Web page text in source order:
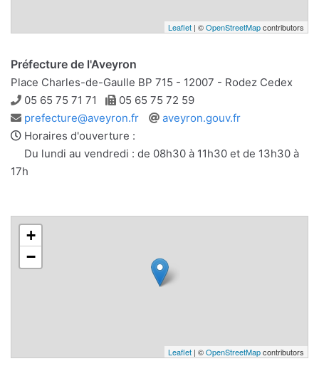
Leaflet | ©OpenStreetMapcontributors
Préfecture de l'Aveyron
Place Charles-de-Gaulle BP 715 - 12007 - Rodez Cedex
Téléphone
05 65 75 71 71 Télécopie
05 65 75 72 59
Adresse
e-
mail
prefecture@aveyron.fr
Site
aveyron.gouv.fr
Horaires d'ouverture :
Du lundi au vendredi : de 08h30 à 11h30 et de 13h30 à
17h
+
−
Leaflet | ©OpenStreetMapcontributors